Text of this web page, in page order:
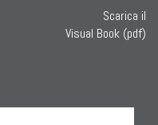
Scarica il
Visual Book (pdf)